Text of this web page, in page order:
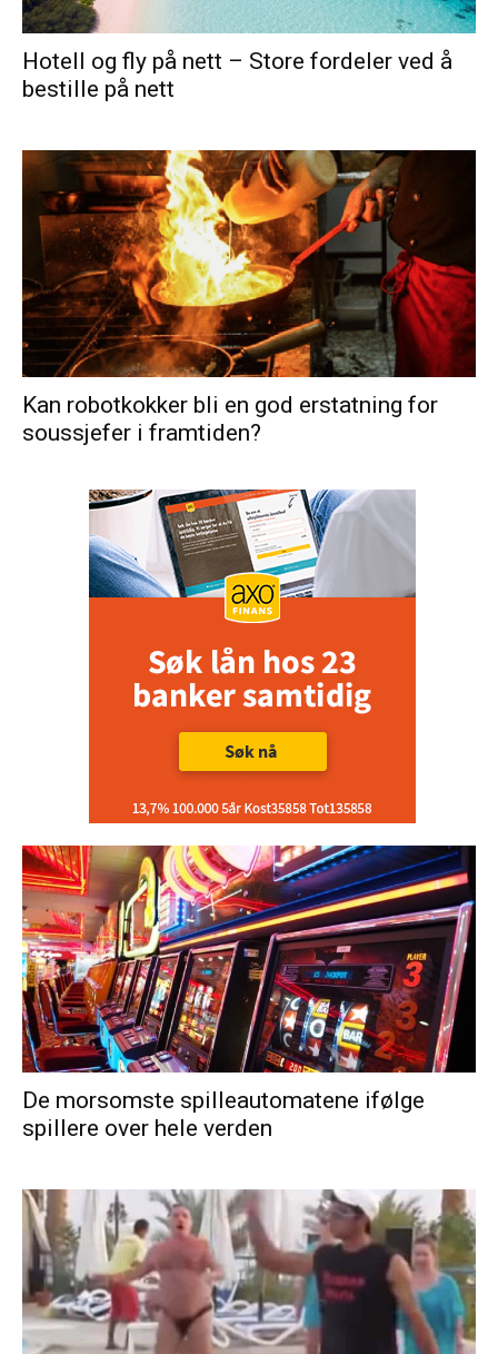
Hotell og fly på nett – Store fordeler ved å
bestille på nett
Kan robotkokker bli en god erstatning for
soussjefer i framtiden?
De morsomste spilleautomatene ifølge
spillere over hele verden